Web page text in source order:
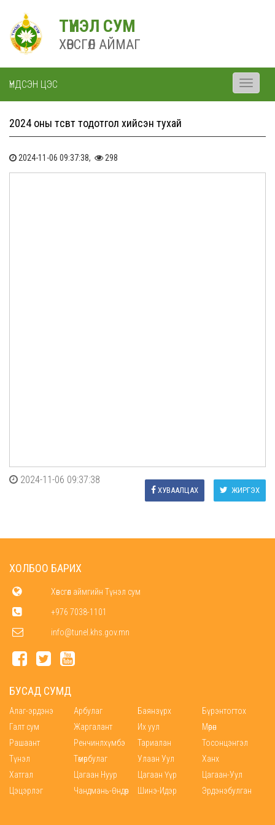
ТҮНЭЛ СУМ
ХӨВСГӨЛ АЙМАГ
ҮНДСЭН ЦЭС
Toggle
2024 оны төсөвт тодотгол хийсэн тухай
2024-11-06 09:37:38, 298
2024-11-06 09:37:38
ЖИРГЭХ
ХУВААЛЦАХ
ХОЛБОО БАРИХ
Хөвсгөл аймгийн Түнэл сум
+976 7038-1101
info@tunel.khs.gov.mn
БУСАД СУМД
Алаг-эрдэнэ Арбулаг Баянзүрх
Бүрэнтогтох
Галт сум
Жаргалант Их уул
Мөрөн
Рашаант
Ренчинлхүмбэ Тариалан
Тосонцэнгэл
Түнэл
Төмөрбулаг Улаан Уул
Ханх
Хатгал
Цагаан Нуур Цагаан Үүр
Цагаан-Уул
Цэцэрлэг
Чандмань-Өндөр Шинэ-Идэр Эрдэнэбулган